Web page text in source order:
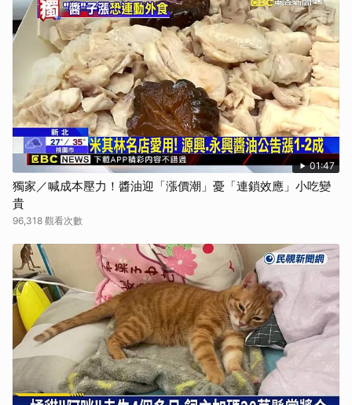
01:47
獨家／喊成本壓力！醬油迎「漲價潮」憂「連鎖效應」小吃變
貴
96,318 觀看次數